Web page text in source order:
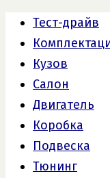
Тест-драйв
Кузов
Салон
Двигатель
Коробка
Подвеска
Тюнинг